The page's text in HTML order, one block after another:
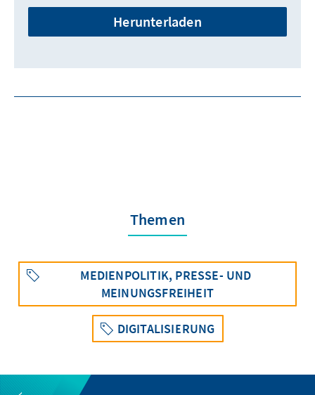
Herunterladen
Themen
MEDIENPOLITIK, PRESSE- UND
MEINUNGSFREIHEIT
DIGITALISIERUNG